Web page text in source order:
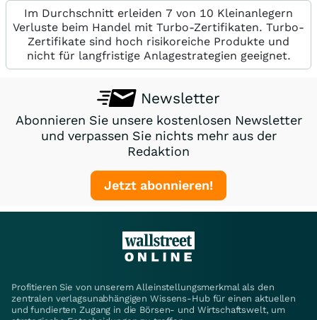
Im Durchschnitt erleiden 7 von 10 Kleinanlegern
Verluste beim Handel mit Turbo-Zertifikaten. Turbo-
Zertifikate sind hoch risikoreiche Produkte und
nicht für langfristige Anlagestrategien geeignet.
Newsletter
Abonnieren Sie unsere kostenlosen Newsletter
und verpassen Sie nichts mehr aus der
Redaktion
Jetzt abonnieren!
Profitieren Sie von unserem Alleinstellungsmerkmal als den
zentralen verlagsunabhängigen Wissens-Hub für einen aktuellen
und fundierten Zugang in die Börsen- und Wirtschaftswelt, um